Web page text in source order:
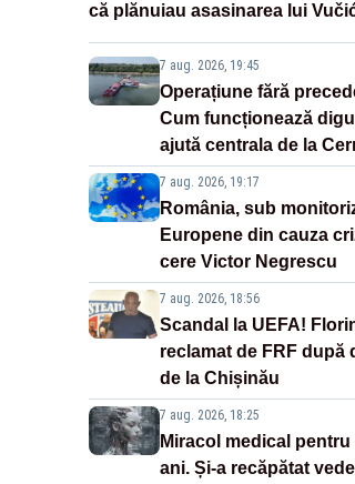
că plănuiau asasinarea lui
7 aug. 2026, 19:45
Operațiune fără
Cum funcționează
ajută centrala de la
7 aug. 2026, 19:17
România, sub
Europene din cauza
cere Victor Negrescu
7 aug. 2026, 18:56
Scandal la UEFA!
reclamat de FRF după
de la Chișinău
7 aug. 2026, 18:25
Miracol medical
ani. Și-a recăpătat